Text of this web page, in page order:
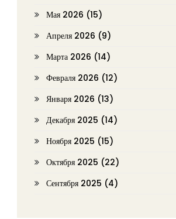
Мая 2026 (15)
Апреля 2026 (9)
Марта 2026 (14)
Февраля 2026 (12)
Января 2026 (13)
Декабря 2025 (14)
Ноября 2025 (15)
Октября 2025 (22)
Сентября 2025 (4)